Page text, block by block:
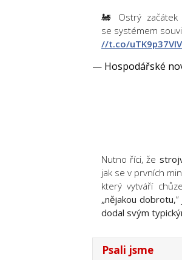
🚂 Ostrý začátek
se systémem
//t.co/uTK9p37VIV
— Hospodářské
Nutno říci, že
jak se v prvních
který vytváří
„nějakou dobrotu,
dodal svým
Psali jsme